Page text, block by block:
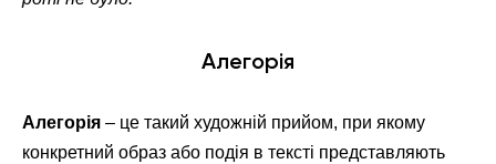
Алегорія
Алегорія – це такий художній прийом, при якому
конкретний образ або подія в тексті представляють